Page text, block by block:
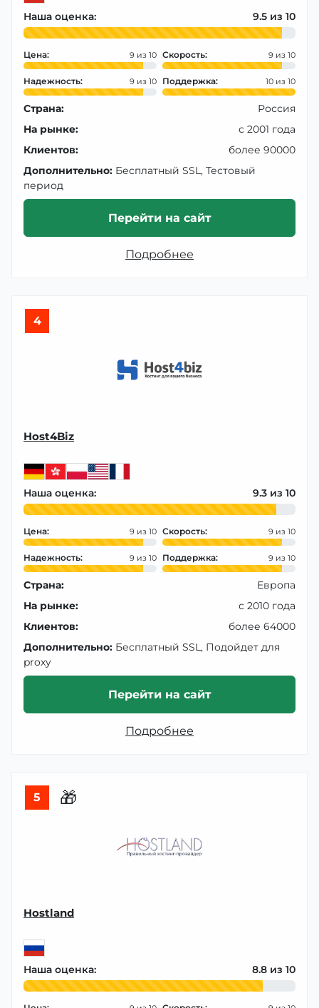
Наша оценка: 9.5
Цена: 9 Скорость: 9
Надежность: 9 Поддержка: 10
Страна:
Россия
На рынке:
с 2001 года
Клиентов:
более 90000
Дополнительно: Бесплатный SSL, Тестовый
период
Перейти на сайт
Подробнее
4
Host4Biz
Наша оценка: 9.3
Цена: 9 Скорость: 9
Надежность: 9 Поддержка: 9
Страна:
Европа
На рынке:
с 2010 года
Клиентов:
более 64000
Дополнительно: Бесплатный SSL, Подойдет для
proxy
Перейти на сайт
Подробнее
5 🎁
Hostland
Наша оценка: 8.8